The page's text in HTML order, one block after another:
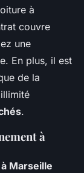
à
couvre
une
En plus, il est
de la
.
à
Marseille